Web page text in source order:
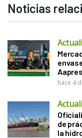
Noticias
hace 4
de
la